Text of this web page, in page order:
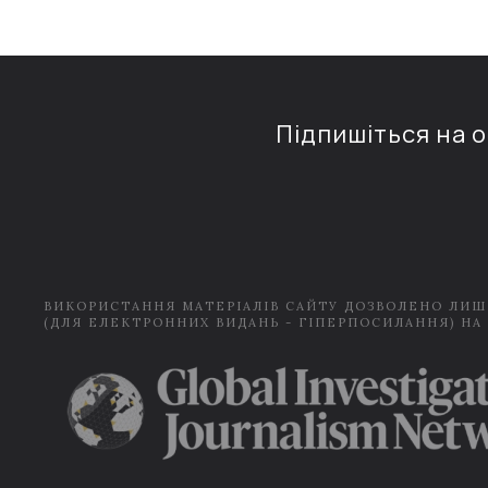
Підпишіться на
ВИКОРИСТАННЯ МАТЕРІАЛІВ САЙТУ ДОЗВОЛЕНО
(ДЛЯ ЕЛЕКТРОННИХ ВИДАНЬ - ГІПЕРПОСИЛАННЯ) НА